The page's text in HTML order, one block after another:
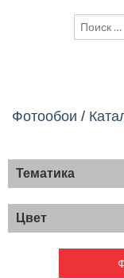
Фотообои /
Тематика
Хиты продаж
Детские
Карты
Цвет